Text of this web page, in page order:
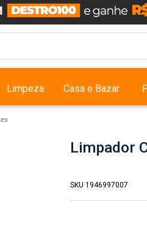
Limpeza Casa e Bazar
Limpador
SKU 1946997007